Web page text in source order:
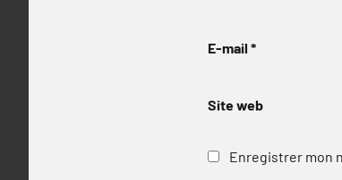
E-mail *
Site web
Enregistrer mon